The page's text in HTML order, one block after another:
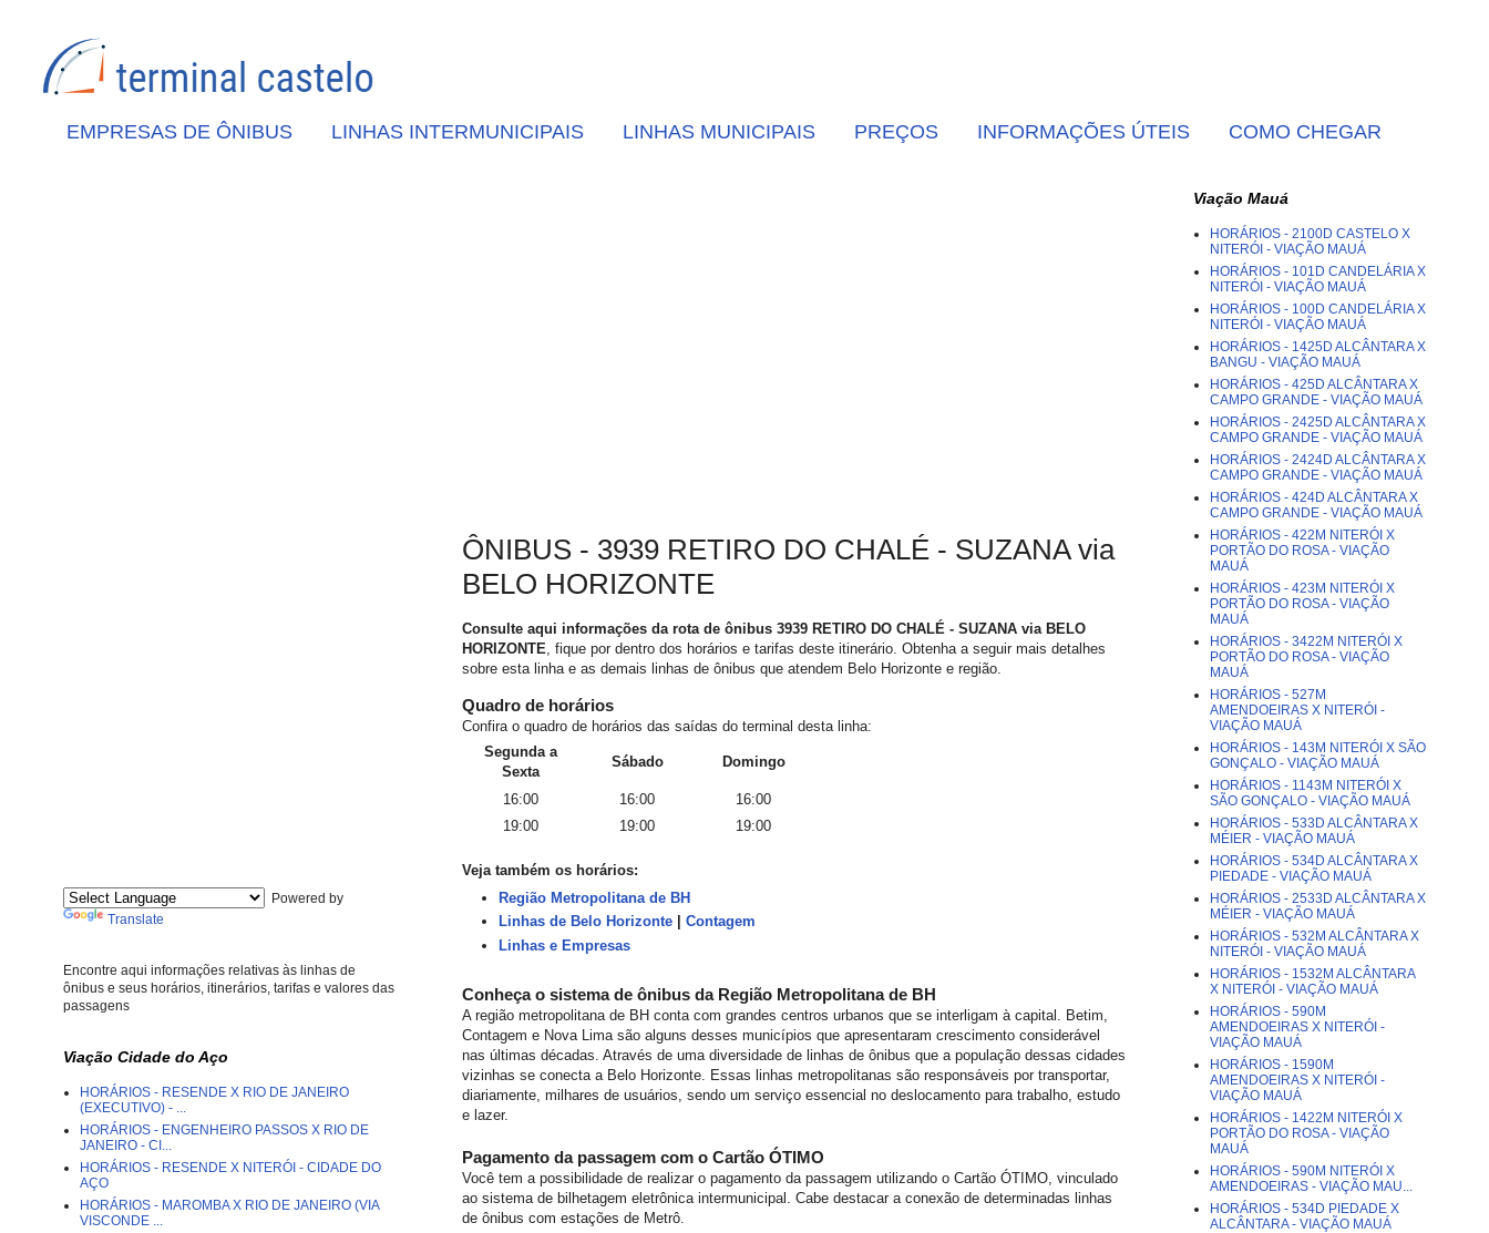
EMPRESAS DE ÔNIBUS LINHAS INTERMUNICIPAIS LINHAS MUNICIPAIS PREÇOS INFORMAÇÕES ÚTEIS COMO CHEGAR
ÔNIBUS - 3939 RETIRO DO CHALÉ - SUZANA via
BELO HORIZONTE
Consulte aqui informações da rota de ônibus 3939 RETIRO DO CHALÉ - SUZANA via BELO
HORIZONTE, fique por dentro dos horários e tarifas deste itinerário. Obtenha a seguir mais detalhes
sobre esta linha e as demais linhas de ônibus que atendem Belo Horizonte e região.
Quadro de horários
Confira o quadro de horários das saídas do terminal desta linha:
Segunda a
Sexta
Sábado Domingo
16:00 16:00
16:00
19:00
19:00 19:00
Veja também os horários:
Região Metropolitana de BH
Linhas de Belo Horizonte
Contagem
Linhas e Empresas
Conheça o sistema de ônibus da Região Metropolitana de BH
A região metropolitana de BH conta com grandes centros urbanos que se interligam à capital. Betim,
Contagem e Nova Lima são alguns desses municípios que apresentaram crescimento considerável
nas últimas décadas. Através de uma diversidade de linhas de ônibus que a população dessas cidades
vizinhas se conecta a Belo Horizonte. Essas linhas metropolitanas são responsáveis por transportar,
diariamente, milhares de usuários, sendo um serviço essencial no deslocamento para trabalho, estudo
e lazer.
Pagamento da passagem com o Cartão ÓTIMO
Você tem a possibilidade de realizar o pagamento da passagem utilizando o Cartão ÓTIMO, vinculado
ao sistema de bilhetagem eletrônica intermunicipal. Cabe destacar a conexão de determinadas linhas
de ônibus com estações de Metrô.
Powered by
Translate
Encontre aqui informações relativas às linhas de
ônibus e seus horários, itinerários, tarifas e valores das
passagens
Viação Cidade do Aço
HORÁRIOS - RESENDE X RIO DE JANEIRO
(EXECUTIVO) - ...
HORÁRIOS - ENGENHEIRO PASSOS X RIO DE
JANEIRO - CI...
HORÁRIOS - RESENDE X NITERÓI - CIDADE DO
AÇO
HORÁRIOS - MAROMBA X RIO DE JANEIRO (VIA
VISCONDE ...
Viação Mauá
HORÁRIOS - 2100D CASTELO X
NITERÓI - VIAÇÃO MAUÁ
HORÁRIOS - 101D CANDELÁRIA X
NITERÓI - VIAÇÃO MAUÁ
HORÁRIOS - 100D CANDELÁRIA X
NITERÓI - VIAÇÃO MAUÁ
HORÁRIOS - 1425D ALCÂNTARA X
BANGU - VIAÇÃO MAUÁ
HORÁRIOS - 425D ALCÂNTARA X
CAMPO GRANDE - VIAÇÃO MAUÁ
HORÁRIOS - 2425D ALCÂNTARA X
CAMPO GRANDE - VIAÇÃO MAUÁ
HORÁRIOS - 2424D ALCÂNTARA X
CAMPO GRANDE - VIAÇÃO MAUÁ
HORÁRIOS - 424D ALCÂNTARA X
CAMPO GRANDE - VIAÇÃO MAUÁ
HORÁRIOS - 422M NITERÓI X
PORTÃO DO ROSA - VIAÇÃO
MAUÁ
HORÁRIOS - 423M NITERÓI X
PORTÃO DO ROSA - VIAÇÃO
MAUÁ
HORÁRIOS - 3422M NITERÓI X
PORTÃO DO ROSA - VIAÇÃO
MAUÁ
HORÁRIOS - 527M
AMENDOEIRAS X NITERÓI -
VIAÇÃO MAUÁ
HORÁRIOS - 143M NITERÓI X SÃO
GONÇALO - VIAÇÃO MAUÁ
HORÁRIOS - 1143M NITERÓI X
SÃO GONÇALO - VIAÇÃO MAUÁ
HORÁRIOS - 533D ALCÂNTARA X
MÉIER - VIAÇÃO MAUÁ
HORÁRIOS - 534D ALCÂNTARA X
PIEDADE - VIAÇÃO MAUÁ
HORÁRIOS - 2533D ALCÂNTARA X
MÉIER - VIAÇÃO MAUÁ
HORÁRIOS - 532M ALCÂNTARA X
NITERÓI - VIAÇÃO MAUÁ
HORÁRIOS - 1532M ALCÂNTARA
X NITERÓI - VIAÇÃO MAUÁ
HORÁRIOS - 590M
AMENDOEIRAS X NITERÓI -
VIAÇÃO MAUÁ
HORÁRIOS - 1590M
AMENDOEIRAS X NITERÓI -
VIAÇÃO MAUÁ
HORÁRIOS - 1422M NITERÓI X
PORTÃO DO ROSA - VIAÇÃO
MAUÁ
HORÁRIOS - 590M NITERÓI X
AMENDOEIRAS - VIAÇÃO MAU...
HORÁRIOS - 534D PIEDADE X
ALCÂNTARA - VIAÇÃO MAUÁ